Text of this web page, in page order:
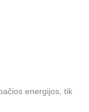
energijos, tik